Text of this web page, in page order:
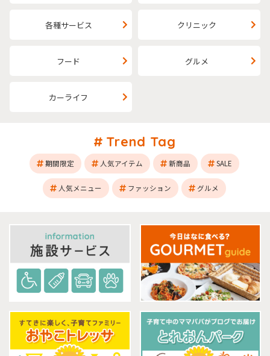
各種サービス クリニック
フード グルメ
カーライフ
Trend Tag
期間限定 人気アイテム 新商品 SALE
人気メニュー ファッション グルメ